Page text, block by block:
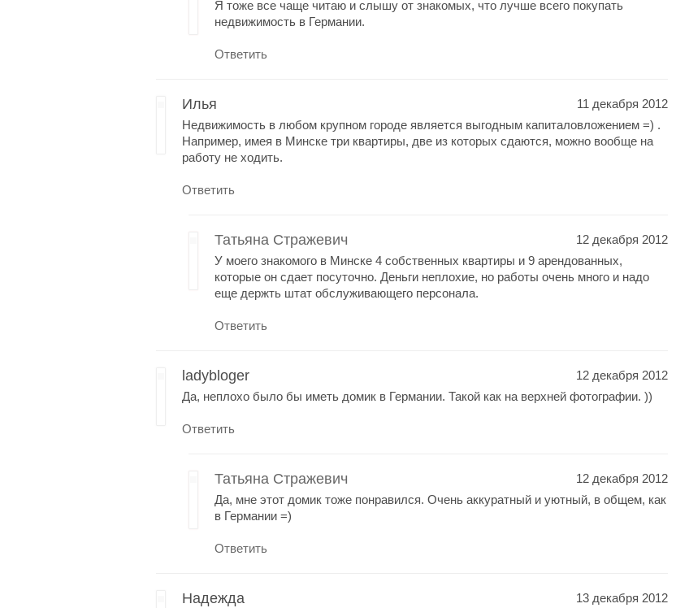
Я тоже все чаще читаю и слышу от знакомых, что лучше всего покупать
недвижимость в Германии.
Ответить
Илья
11 декабря 2012
Недвижимость в любом крупном городе является выгодным капиталовложением =) .
Например, имея в Минске три квартиры, две из которых сдаются, можно вообще на
работу не ходить.
Ответить
Татьяна Стражевич
12 декабря 2012
У моего знакомого в Минске 4 собственных квартиры и 9 арендованных,
которые он сдает посуточно. Деньги неплохие, но работы очень много и надо
еще держть штат обслуживающего персонала.
Ответить
ladybloger
12 декабря 2012
Да, неплохо было бы иметь домик в Германии. Такой как на верхней фотографии. ))
Ответить
Татьяна Стражевич
12 декабря 2012
Да, мне этот домик тоже понравился. Очень аккуратный и уютный, в общем, как
в Германии =)
Ответить
Надежда 13 декабря 2012